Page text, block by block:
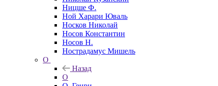
Ницше Ф.
Ной Харари Юваль
Носков Николай
Носов Константин
Носов Н.
Нострадамус Мишель
О
Назад
О